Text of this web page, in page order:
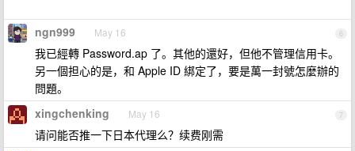
6
ngn999 May 16
我已經轉 Password.ap 了。其他的還好，但他不管理信用卡。
另一個担心的是，和 Apple ID 綁定了，要是萬一封號怎麼辦的
問題。
7
xingchenking May 16
请问能否推一下日本代理么？续费刚需